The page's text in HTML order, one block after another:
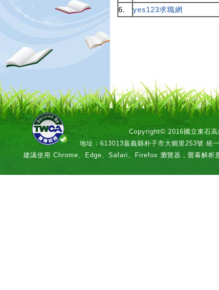
6.
yes123求職網
Copyright© 2016國立東石高
地址：613013嘉義縣朴子市大鄉里253號 統
建議使用 Chrome、Edge、Safari、Firefox 瀏覽器，螢幕解